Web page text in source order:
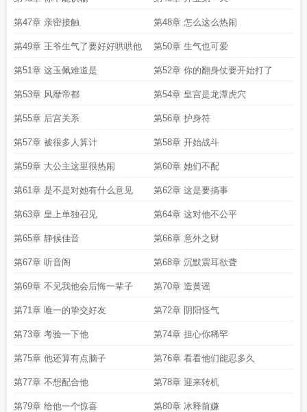
第47章 亲密接触 第48章 怎么这么热闹
第49章 王爷生气了要好好哄哄他 第50章 生气也可爱
第51章 这玉佩难道是 第52章 你的翻身仗要开始打了
第53章 风靡帝都 第54章 皇宫是龙潭虎穴
第55章 后宫关系 第56章 护身符
第57章 被很多人算计 第58章 开始战斗
第59章 大公主这里很热闹 第60章 她们不配
第61章 是不是对她有什么意见 第62章 这是要搞事
第63章 皇上单独召见 第64章 这对他不公平
第65章 静候佳音 第66章 意外之财
第67章 听音阁 第68章 沉默震耳欲聋
第69章 不见我他会后悔一辈子 第70章 造黄谣
第71章 唯一的挚交好友 第72章 阴阳怪气
第73章 考验一下他 第74章 担心你稀罕
第75章 他还算有点脑子 第76章 看看他们能忍多久
第77章 不想配合他 第78章 迎来转机
第79章 给他一个惊喜 第80章 冰释前嫌